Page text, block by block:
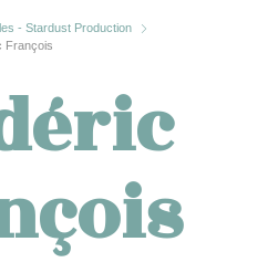
- Stardust Production
François